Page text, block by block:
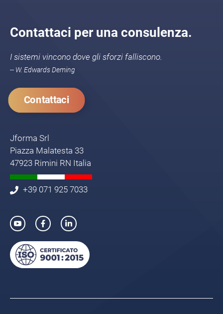
Contattaci per una consulenza.
I sistemi vincono dove gli sforzi falliscono.
-- W. Edwards Deming
Contattaci
Jforma Srl
Piazza Malatesta 33
47923 Rimini RN Italia
+39 071 925 7033